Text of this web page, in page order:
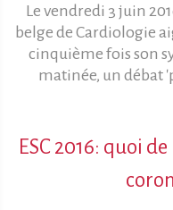
Le vendredi 3 juin
belge de Cardiologie
cinquième fois son
matinée, un débat
ESC 2016: quoi